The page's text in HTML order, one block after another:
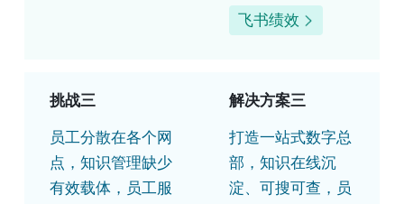
飞书绩效
挑战三
员工分散在各个网
点，知识管理缺少
有效载体，员工服
解决方案三
打造一站式数字总
部，知识在线沉
淀、可搜可查，员